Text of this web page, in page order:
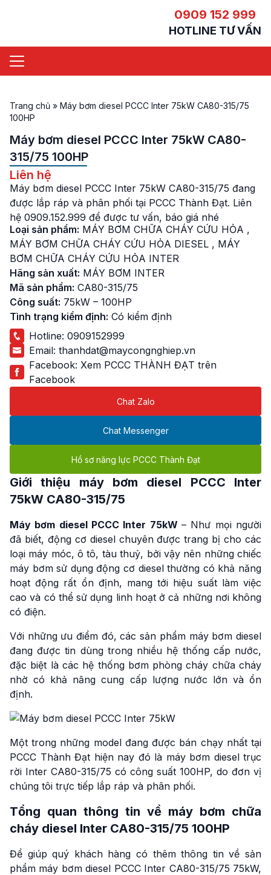
0909 152 999
HOTLINE TƯ VẤN
Trang chủ » Máy bơm diesel PCCC Inter 75kW CA80-315/75
100HP
Máy bơm diesel PCCC Inter 75kW CA80-
315/75 100HP
Liên hệ
Máy bơm diesel PCCC Inter 75kW CA80-315/75 đang
được lắp ráp và phân phối tại PCCC Thành Đạt. Liên
hệ 0909.152.999 để được tư vấn, báo giá nhé
Loại sản phẩm: MÁY BƠM CHỮA CHÁY CỨU HỎA ,
MÁY BƠM CHỮA CHÁY CỨU HỎA DIESEL , MÁY
BƠM CHỮA CHÁY CỨU HỎA INTER
Hãng sản xuất: MÁY BƠM INTER
Mã sản phẩm: CA80-315/75
Công suất: 75kW – 100HP
Tình trạng kiểm định: Có kiểm định
Hotline: 0909152999
Email: thanhdat@maycongnghiep.vn
Facebook: Xem PCCC THÀNH ĐẠT trên
Facebook
Chat Zalo
Chat Messenger
Hồ sơ năng lực PCCC Thành Đạt
Giới thiệu máy bơm diesel PCCC Inter
75kW CA80-315/75
Máy bơm diesel PCCC Inter 75kW – Như mọi người
đã biết, động cơ diesel chuyên được trang bị cho các
loại máy móc, ô tô, tàu thuỷ, bởi vậy nên những chiếc
máy bơm sử dụng động cơ diesel thường có khả năng
hoạt động rất ổn định, mang tới hiệu suất làm việc
cao và có thể sử dụng linh hoạt ở cả những nơi không
có điện.
Với những ưu điểm đó, các sản phẩm máy bơm diesel
đang được tin dùng trong nhiều hệ thống cấp nước,
đặc biệt là các hệ thống bơm phòng cháy chữa cháy
nhờ có khả năng cung cấp lượng nước lớn và ổn
định.
Một trong những model đang được bán chạy nhất tại
PCCC Thành Đạt hiện nay đó là máy bơm diesel trục
rời Inter CA80-315/75 có công suất 100HP, do đơn vị
chúng tôi trực tiếp lắp ráp và phân phối.
Tổng quan thông tin về máy bơm chữa
cháy diesel Inter CA80-315/75 100HP
Để giúp quý khách hàng có thêm thông tin về sản
phẩm máy bơm diesel PCCC Inter CA80-315/75 75kW,